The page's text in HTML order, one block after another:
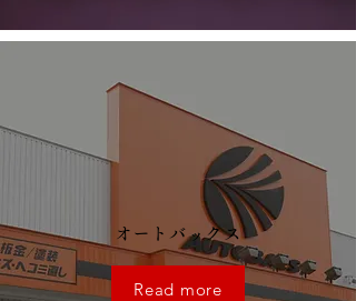
​オートバックス
Read more